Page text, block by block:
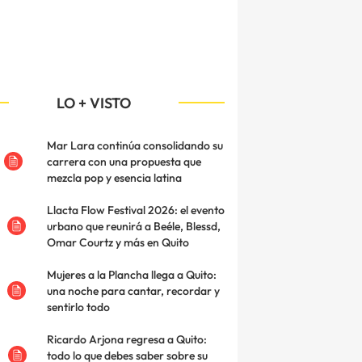
LO + VISTO
Mar Lara continúa consolidando su
carrera con una propuesta que
mezcla pop y esencia latina
Llacta Flow Festival 2026: el evento
urbano que reunirá a Beéle, Blessd,
Omar Courtz y más en Quito
Mujeres a la Plancha llega a Quito:
una noche para cantar, recordar y
sentirlo todo
Ricardo Arjona regresa a Quito:
todo lo que debes saber sobre su